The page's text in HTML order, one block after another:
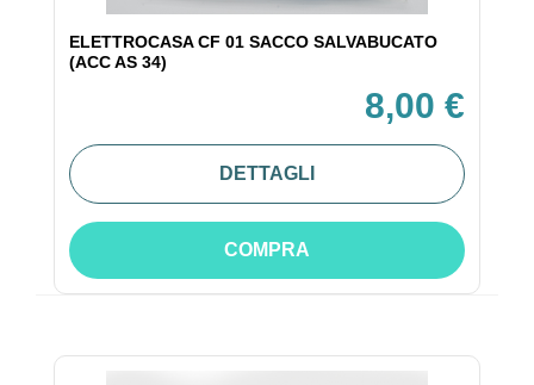
ELETTROCASA CF 01 SACCO SALVABUCATO
(ACC AS 34)
8,00 €
DETTAGLI
COMPRA